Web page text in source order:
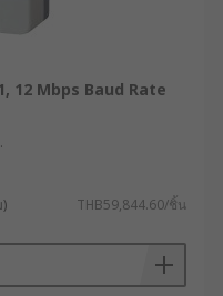
12 Mbps Baud Rate
THB59,844.60/ชิ้น